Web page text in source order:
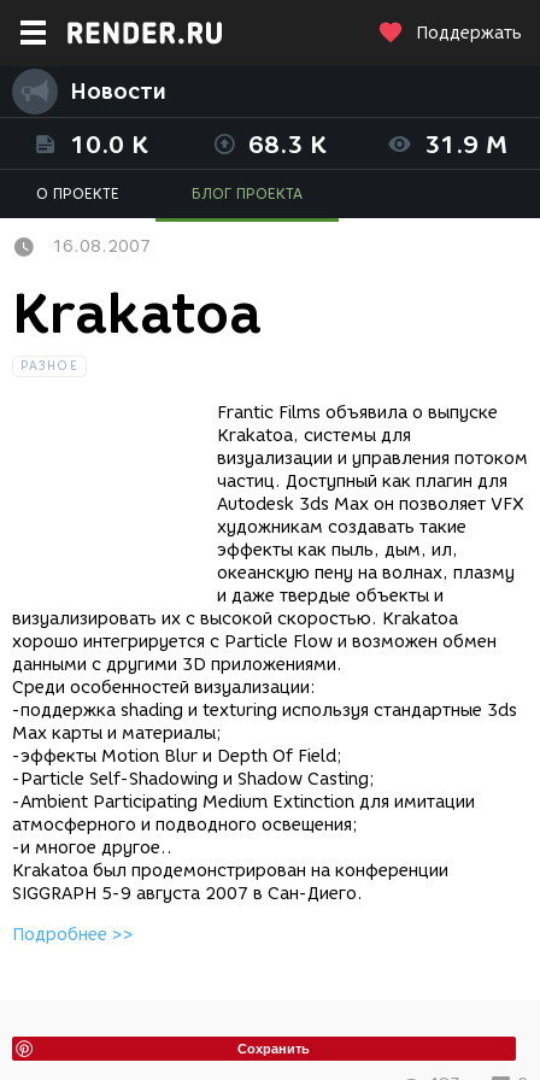
Поддержать
Новости
10.0 K 68.3 K 31.9 M
О ПРОЕКТЕ БЛОГ ПРОЕКТА
16.08.2007
Krakatoa
РАЗНОЕ
Frantic Films объявила о выпуске
Krakatoa, системы для
визуализации и управления потоком
частиц. Доступный как плагин для
Autodesk 3ds Max он позволяет VFX
художникам создавать такие
эффекты как пыль, дым, ил,
океанскую пену на волнах, плазму
и даже твердые объекты и
визуализировать их с высокой скоростью. Krakatoa
хорошо интегрируется с Particle Flow и возможен обмен
данными с другими 3D приложениями.
Среди особенностей визуализации:
-поддержка shading и texturing используя стандартные 3ds
Max карты и материалы;
-эффекты Motion Blur и Depth Of Field;
-Particle Self-Shadowing и Shadow Casting;
-Ambient Participating Medium Extinction для имитации
атмосферного и подводного освещения;
-и многое другое..
Krakatoa был продемонстрирован на конференции
SIGGRAPH 5-9 августа 2007 в Сан-Диего.
Подробнее >>
Сохранить